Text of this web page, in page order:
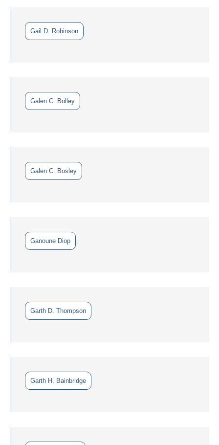
Gail D. Robinson
Galen C. Bolley
Galen C. Bosley
Ganoune Diop
Garth D. Thompson
Garth H. Bainbridge